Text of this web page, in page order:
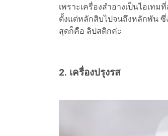
เพราะเครื่องสำอางเป็นไอเท
ตั้งแต่หลักสิบไปจนถึงหลักพัน ซึ่
สุดก็คือ ลิปสติกค่ะ
2. เครื่องปรุงรส